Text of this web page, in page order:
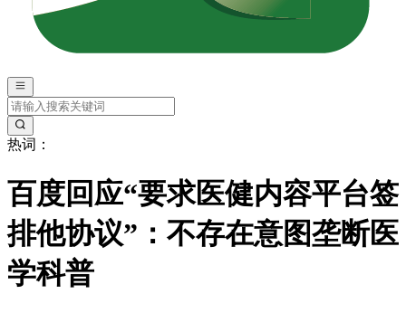
热词：
百度回应“要求医健内容平台签
排他协议”：不存在意图垄断医
学科普